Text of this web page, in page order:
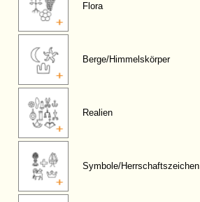
Flora
Berge/Himmelskörper
Realien
Symbole/Herrschaftszeichen